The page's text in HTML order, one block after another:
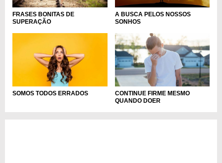
FRASES BONITAS DE
SUPERAÇÃO
A BUSCA PELOS NOSSOS
SONHOS
SOMOS TODOS ERRADOS
CONTINUE FIRME MESMO
QUANDO DOER